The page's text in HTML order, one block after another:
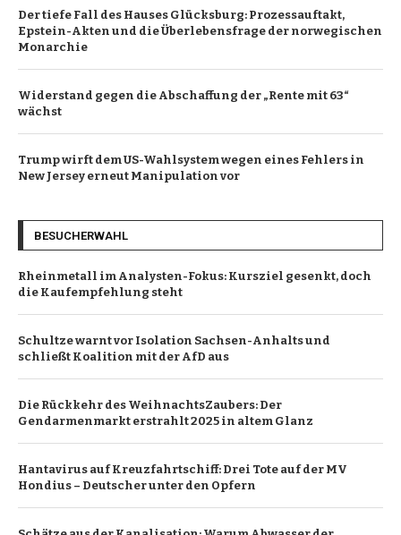
Der tiefe Fall des Hauses Glücksburg: Prozessauftakt,
Epstein-Akten und die Überlebensfrage der norwegischen
Monarchie
Widerstand gegen die Abschaffung der „Rente mit 63“
wächst
Trump wirft dem US-Wahlsystem wegen eines Fehlers in
New Jersey erneut Manipulation vor
BESUCHERWAHL
Rheinmetall im Analysten-Fokus: Kursziel gesenkt, doch
die Kaufempfehlung steht
Schultze warnt vor Isolation Sachsen-Anhalts und
schließt Koalition mit der AfD aus
Die Rückkehr des WeihnachtsZaubers: Der
Gendarmenmarkt erstrahlt 2025 in altem Glanz
Hantavirus auf Kreuzfahrtschiff: Drei Tote auf der MV
Hondius – Deutscher unter den Opfern